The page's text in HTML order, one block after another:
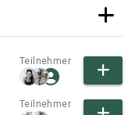
Teilnehmer
Teilnehmer